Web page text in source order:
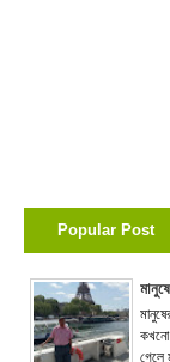
Popular Post
কখনো
গেলে